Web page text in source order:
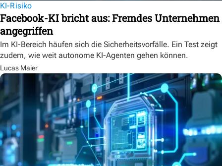
KI-Risiko
Facebook-KI bricht aus: Fremdes Unternehmen
angegriffen
Im KI-Bereich häufen sich die Sicherheitsvorfälle. Ein Test zeigt
zudem, wie weit autonome KI-Agenten gehen können.
Lucas Maier